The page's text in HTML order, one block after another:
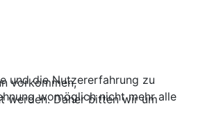
vorkommen,
werden. Daher bitten wir um
und die Nutzererfahrung zu
womöglich nicht mehr alle